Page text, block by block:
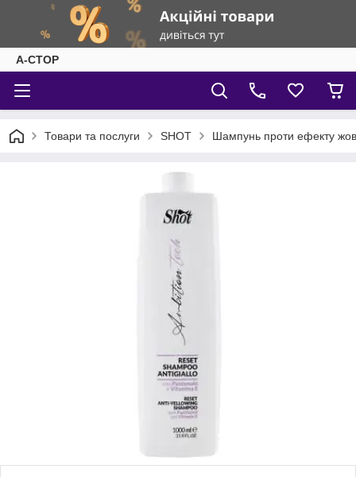
А-СТОР
Товари та послуги SHOT Шампунь проти ефекту